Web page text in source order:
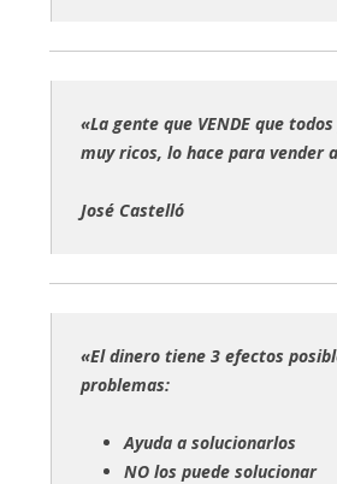
«La gente que VENDE que
muy ricos, lo hace para vender
José Castelló
«El dinero tiene 3 efectos
problemas:
Ayuda a solucionarlos
NO los puede solucionar